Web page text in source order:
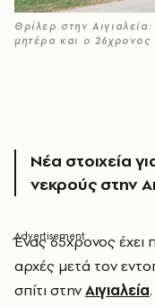
Θρίλερ στην
μητέρα και ο
Νέα στοιχεία
νεκρούς στην
Ένας 65χρονος έχει προσαχθεί από τις αστυνομικές
αρχές μετά τον
σπίτι στηνΑιγιαλεία.